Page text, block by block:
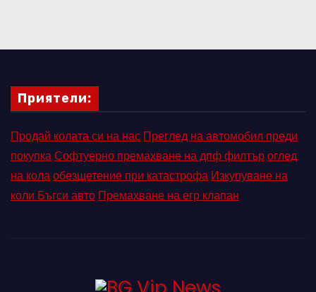
Приятели:
Продай колата си на нас Преглед на автомобил преди
покупкаСофтуерно премахване на дпф филтъроглед
на колаобезщетение при катастрофа Изкупуване на
коли Бъгси авто Премахване на егр клапан